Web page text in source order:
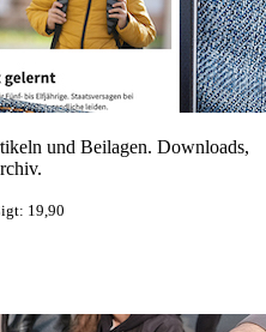
und Beilagen. Downloads,
19,90